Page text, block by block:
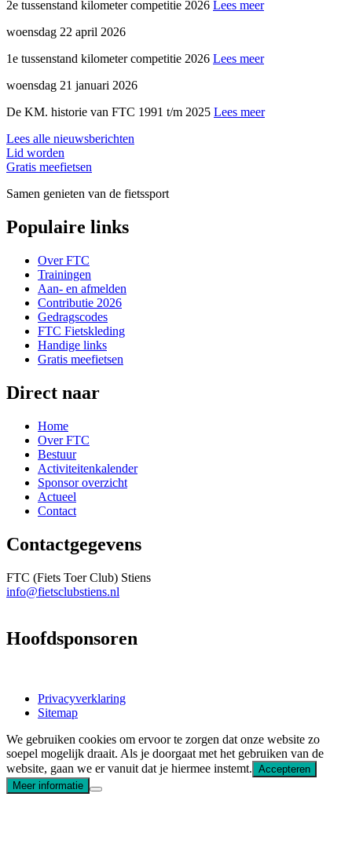
2e tussenstand kilometer competitie 2026 Lees meer
woensdag 22 april 2026
1e tussenstand kilometer competitie 2026 Lees meer
woensdag 21 januari 2026
De KM. historie van FTC 1991 t/m 2025 Lees meer
Lees alle nieuwsberichten
Lid worden
Gratis meefietsen
Samen genieten van de fietssport
Populaire links
Over FTC
Trainingen
Aan- en afmelden
Contributie 2026
Gedragscodes
FTC Fietskleding
Handige links
Gratis meefietsen
Direct naar
Home
Over FTC
Bestuur
Activiteitenkalender
Sponsor overzicht
Actueel
Contact
Contactgegevens
FTC (Fiets Toer Club) Stiens
info@fietsclubstiens.nl
Hoofdsponsoren
Privacyverklaring
Sitemap
We gebruiken cookies om ervoor te zorgen dat onze website zo
soepel mogelijk draait. Als je doorgaat met het gebruiken van de
website, gaan we er vanuit dat je hiermee instemt. Accepteren
Meer informatie